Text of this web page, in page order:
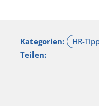
Kategorien:
Teilen: